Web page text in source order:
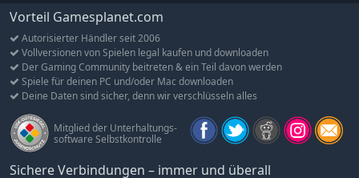
Vorteil Gamesplanet.com
Autorisierter Händler seit 2006
Vollversionen von Spielen legal kaufen und downloaden
Der Gaming Community beitreten & ein Teil davon werden
Spiele für deinen PC und/oder Mac downloaden
Deine Daten sind sicher, denn wir verschlüsseln alles
Mitglied der Unterhaltungs-
software Selbstkontrolle
Sichere Verbindungen – immer und überall